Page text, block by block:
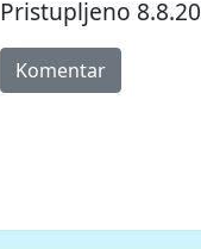
Pristupljeno
Komentar